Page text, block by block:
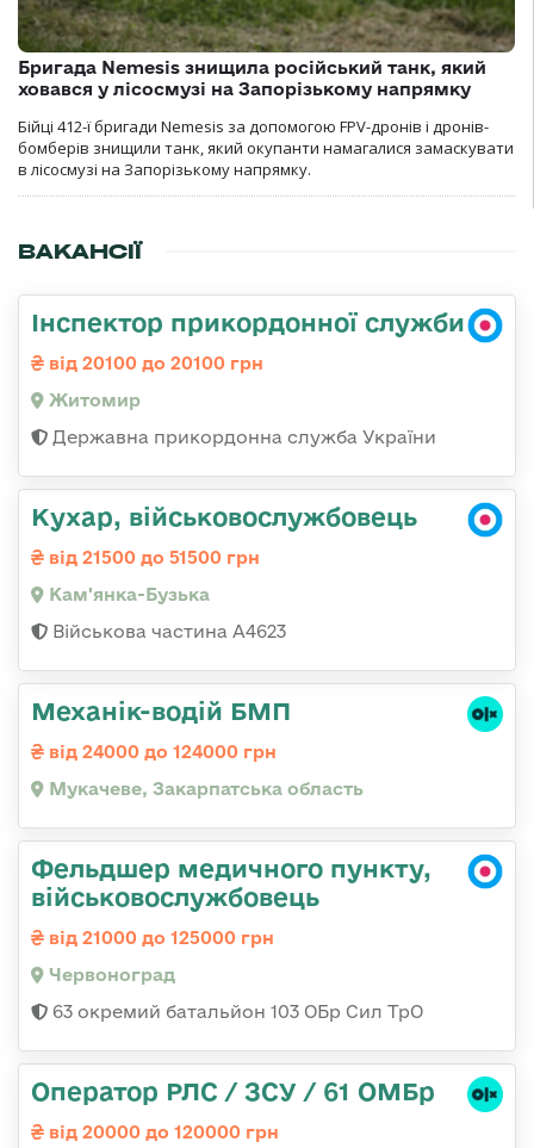
Бригада Nemesis знищила російський танк, який
ховався у лісосмузі на Запорізькому напрямку
Бійці 412-ї бригади Nemesis за допомогою FPV-дронів і дронів-
бомберів знищили танк, який окупанти намагалися замаскувати
в лісосмузі на Запорізькому напрямку.
ВАКАНСІЇ
Інспектор прикордонної служби
від 20100 до 20100 грн
Житомир
Державна прикордонна служба України
Кухар, військовослужбовець
від 21500 до 51500 грн
Кам'янка-Бузька
Військова частина А4623
Механік-водій БМП
від 24000 до 124000 грн
Мукачеве, Закарпатська область
Фельдшер медичного пункту,
військовослужбовець
від 21000 до 125000 грн
Червоноград
63 окремий батальйон 103 ОБр Сил ТрО
Оператор РЛС / ЗСУ / 61 ОМБр
від 20000 до 120000 грн